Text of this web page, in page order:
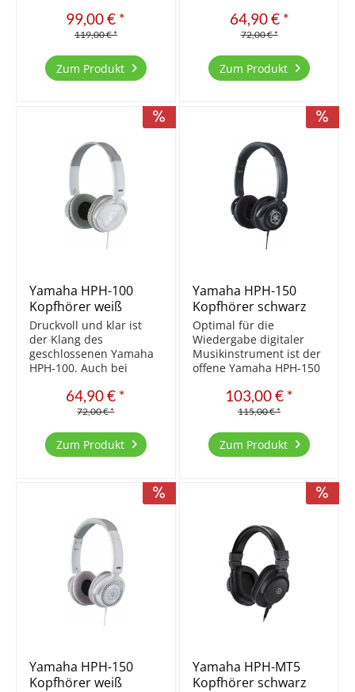
der japanischen Firma
Audio Technica. Der
dieses halb-offenen
Over-Ear Kopfhörers mit
weichen Polsterung...
99,00 € *
119,00 € *
Zum Produkt
angenehm zu tragen. E
in preiswerter
Klänge von
Musikinstrumenten
64,90 € *
72,00 € *
Zum Produkt
Yamaha HPH-100
Kopfhörer weiß
Druckvoll und klar ist
der Klang des
geschlossenen Yamaha
HPH-100. Auch bei
angenehm zu tragen. E
in preiswerter
Klänge von
Musikinstrumenten
64,90 € *
72,00 € *
Zum Produkt
Yamaha HPH-150
Kopfhörer schwarz
Optimal für die
Wiedergabe digitaler
Musikinstrument ist der
offene Yamaha HPH-150
Luftdurchlässigkeit der
Kopfhörer können
Umgebung
wahrgenommen
hochwertiger Kopfhörer,
103,00 € *
115,00 € *
Zum Produkt
Yamaha HPH-150
Kopfhörer weiß
Yamaha HPH-MT5
Kopfhörer schwarz